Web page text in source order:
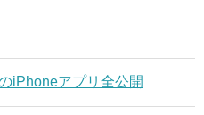
iPhoneアプリ全公開